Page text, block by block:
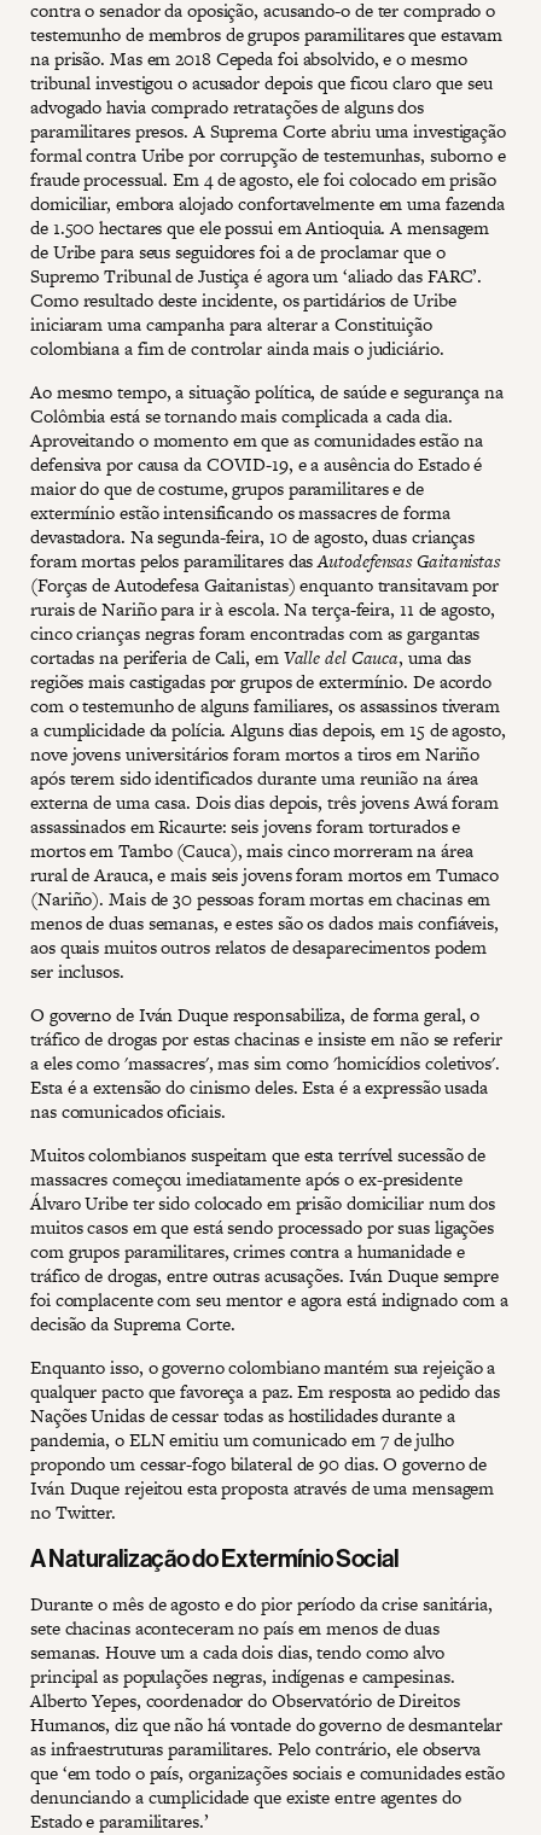
contra o senador da oposição, acusando-o de ter comprado o
testemunho de membros de grupos paramilitares que estavam
na prisão. Mas em 2018 Cepeda foi absolvido, e o mesmo
tribunal investigou o acusador depois que ficou claro que seu
advogado havia comprado retratações de alguns dos
paramilitares presos. A Suprema Corte abriu uma investigação
formal contra Uribe por corrupção de testemunhas, suborno e
fraude processual. Em 4 de agosto, ele foi colocado em prisão
domiciliar, embora alojado confortavelmente em uma fazenda
de 1.500 hectares que ele possui em Antioquia. A mensagem
de Uribe para seus seguidores foi a de proclamar que o
Supremo Tribunal de Justiça é agora um ‘aliado das FARC’.
Como resultado deste incidente, os partidários de Uribe
iniciaram uma campanha para alterar a Constituição
colombiana a fim de controlar ainda mais o judiciário.
Ao mesmo tempo, a situação política, de saúde e segurança na
Colômbia está se tornando mais complicada a cada dia.
Aproveitando o momento em que as comunidades estão na
defensiva por causa da COVID-19, e a ausência do Estado é
maior do que de costume, grupos paramilitares e de
extermínio estão intensificando os massacres de forma
devastadora. Na segunda-feira, 10 de agosto, duas crianças
foram mortas pelos paramilitares dasAutodefensas Gaitanistas
(Forças de Autodefesa Gaitanistas) enquanto transitavam por
rurais de Nariño para ir à escola. Na terça-feira, 11 de agosto,
cinco crianças negras foram encontradas com as gargantas
cortadas na periferia de Cali, emValle del Cauca, uma das
regiões mais castigadas por grupos de extermínio. De acordo
com o testemunho de alguns familiares, os assassinos tiveram
a cumplicidade da polícia. Alguns dias depois, em 15 de agosto,
nove jovens universitários foram mortos a tiros em Nariño
após terem sido identificados durante uma reunião na área
externa de uma casa. Dois dias depois, três jovens Awá foram
assassinados em Ricaurte: seis jovens foram torturados e
mortos em Tambo (Cauca), mais cinco morreram na área
rural de Arauca, e mais seis jovens foram mortos em Tumaco
(Nariño). Mais de 30 pessoas foram mortas em chacinas em
menos de duas semanas, e estes são os dados mais confiáveis,
aos quais muitos outros relatos de desaparecimentos podem
ser inclusos.
O governo de Iván Duque responsabiliza, de forma geral, o
tráfico de drogas por estas chacinas e insiste em não se referir
a eles como 'massacres', mas sim como 'homicídios coletivos'.
Esta é a extensão do cinismo deles. Esta é a expressão usada
nas comunicados oficiais.
Muitos colombianos suspeitam que esta terrível sucessão de
massacres começou imediatamente após o ex-presidente
Álvaro Uribe ter sido colocado em prisão domiciliar num dos
muitos casos em que está sendo processado por suas ligações
com grupos paramilitares, crimes contra a humanidade e
tráfico de drogas, entre outras acusações. Iván Duque sempre
foi complacente com seu mentor e agora está indignado com a
decisão da Suprema Corte.
Enquanto isso, o governo colombiano mantém sua rejeição a
qualquer pacto que favoreça a paz. Em resposta ao pedido das
Nações Unidas de cessar todas as hostilidades durante a
pandemia, o ELN emitiu um comunicado em 7 de julho
propondo um cessar-fogo bilateral de 90 dias. O governo de
Iván Duque rejeitou esta proposta através de uma mensagem
no Twitter.
A Naturalização do Extermínio Social
Durante o mês de agosto e do pior período da crise sanitária,
sete chacinas aconteceram no país em menos de duas
semanas. Houve um a cada dois dias, tendo como alvo
principal as populações negras, indígenas e campesinas.
Alberto Yepes, coordenador do Observatório de Direitos
Humanos, diz que não há vontade do governo de desmantelar
as infraestruturas paramilitares. Pelo contrário, ele observa
que ‘em todo o país, organizações sociais e comunidades estão
denunciando a cumplicidade que existe entre agentes do
Estado e paramilitares.’